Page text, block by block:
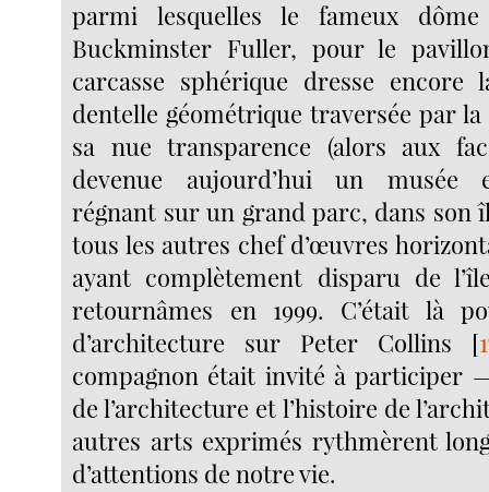
parmi lesquelles le fameux dôme
Buckminster Fuller, pour le
carcasse sphérique dresse encore
dentelle géométrique traversée par
sa nue transparence (alors aux
devenue aujourd’hui un musée
régnant sur un grand parc, dans son
tous les autres chef d’œuvres
ayant complètement disparu de
retournâmes en 1999. C’était là
d’architecture sur Peter Collins [
compagnon était invité à participer
de l’architecture et l’histoire de
autres arts exprimés rythmèrent
d’attentions de notre vie.